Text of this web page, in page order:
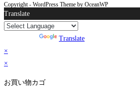
Copyright - WordPress Theme by OceanWP
Translate
Translate
×
×
お買い物カゴ